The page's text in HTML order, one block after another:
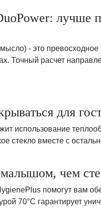
лучше
- это
Точный расчет
для
использование
стекло вместе с
чем
помогут вам
70°C гарантирует